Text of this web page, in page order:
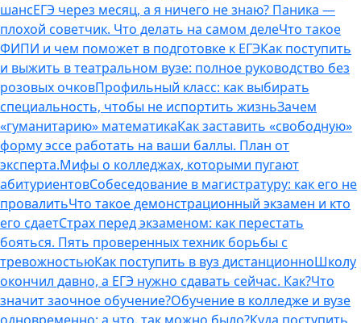
шансЕГЭ через месяц, а я ничего не знаю? Паника —
плохой советчик. Что делать на самом делеЧто такое
ФИПИ и чем поможет в подготовке к ЕГЭКак поступить
и выжить в театральном вузе: полное руководство без
розовых очковПрофильный класс: как выбирать
специальность, чтобы не испортить жизньЗачем
«гуманитарию» математикаКак заставить «свободную»
форму эссе работать на ваши баллы. План от
эксперта.Мифы о колледжах, которыми пугают
абитуриентовСобеседование в магистратуру: как его не
провалитьЧто такое демонстрационный экзамен и кто
его сдаетСтрах перед экзаменом: как перестать
бояться. Пять проверенных техник борьбы с
тревожностьюКак поступить в вуз дистанционноШколу
окончил давно, а ЕГЭ нужно сдавать сейчас. Как?Что
значит заочное обучение?Обучение в колледже и вузе